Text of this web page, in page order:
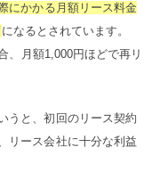
にかかる月額リース料金
になるとされています。
、月額1,000円ほどで再リ
うと、初回のリース契約
リース会社に十分な利益